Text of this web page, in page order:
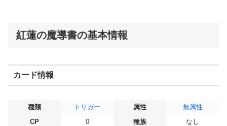
紅蓮の魔導書の基本情報
カード情報
種類 トリガー 属性
無属性
CP
0 種族 なし